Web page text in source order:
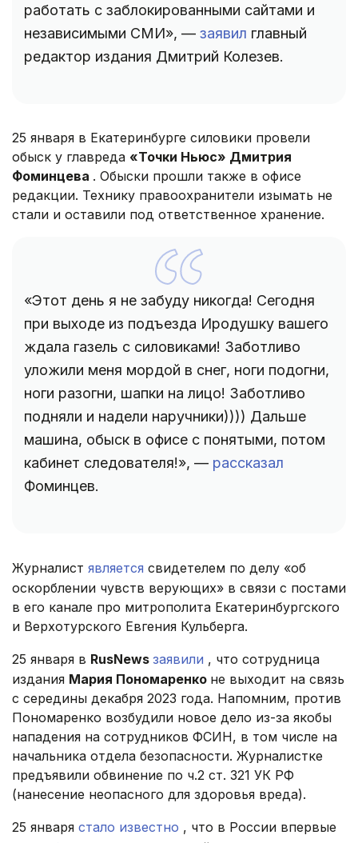
работать с заблокированными сайтами и
независимыми СМИ», — заявил главный
редактор издания Дмитрий Колезев.
25 января в Екатеринбурге силовики провели
обыск у главреда «Точки Ньюс» Дмитрия
Фоминцева . Обыски прошли также в офисе
редакции. Технику правоохранители изымать не
стали и оставили под ответственное хранение.
«Этот день я не забуду никогда! Сегодня
при выходе из подъезда Иродушку вашего
ждала газель с силовиками! Заботливо
уложили меня мордой в снег, ноги подогни,
ноги разогни, шапки на лицо! Заботливо
подняли и надели наручники)))) Дальше
машина, обыск в офисе с понятыми, потом
кабинет следователя!», — рассказал
Фоминцев.
Журналист является свидетелем по делу «об
оскорблении чувств верующих» в связи с постами
в его канале про митрополита Екатеринбургского
и Верхотурского Евгения Кульберга.
25 января в RusNews заявили , что сотрудница
издания Мария Пономаренко не выходит на связь
с середины декабря 2023 года. Напомним, против
Пономаренко возбудили новое дело из-за якобы
нападения на сотрудников ФСИН, в том числе на
начальника отдела безопасности. Журналистке
предъявили обвинение по ч.2 ст. 321 УК РФ
(нанесение неопасного для здоровья вреда).
25 января стало известно , что в России впервые